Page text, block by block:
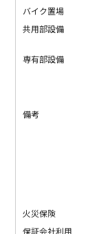
バイク置場
共用部設備
専有部設備
備考
火災保険
保証会社利用